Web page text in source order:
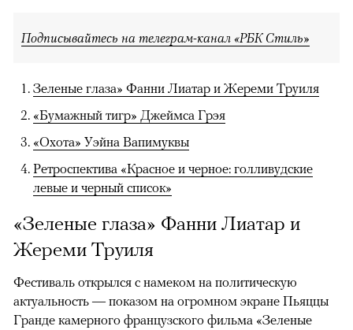
Подписывайтесь на телеграм-канал «РБК Стиль»
Зеленые глаза» Фанни Лиатар и Жереми Труиля
«Бумажный тигр» Джеймса Грэя
«Охота» Уэйна Вапимуквы
Ретроспектива «Красное и черное: голливудские
левые и черный список»
«Зеленые глаза» Фанни Лиатар и
Жереми Труиля
Фестиваль открылся с намеком на политическую
актуальность — показом на огромном экране Пьяццы
Гранде камерного французского фильма «Зеленые